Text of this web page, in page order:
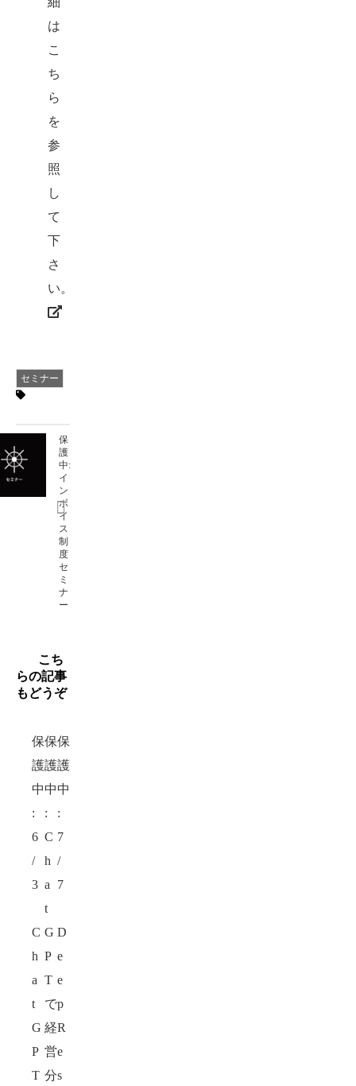
は
こ
ち
ら
を
参
照
し
て
下
さ
い。
セミナー
保
護
中:
イ
ン
ボ
イ
ス
制
度
セ
ミ
ナ
ー
こち
らの記事
もどうぞ
保
護
中
:
6
/
3
C
h
a
t
G
P
T
保
護
中
:
C
h
a
t
G
P
T
で
経
営
分
保
護
中
:
7
/
7
D
e
e
p
R
e
s